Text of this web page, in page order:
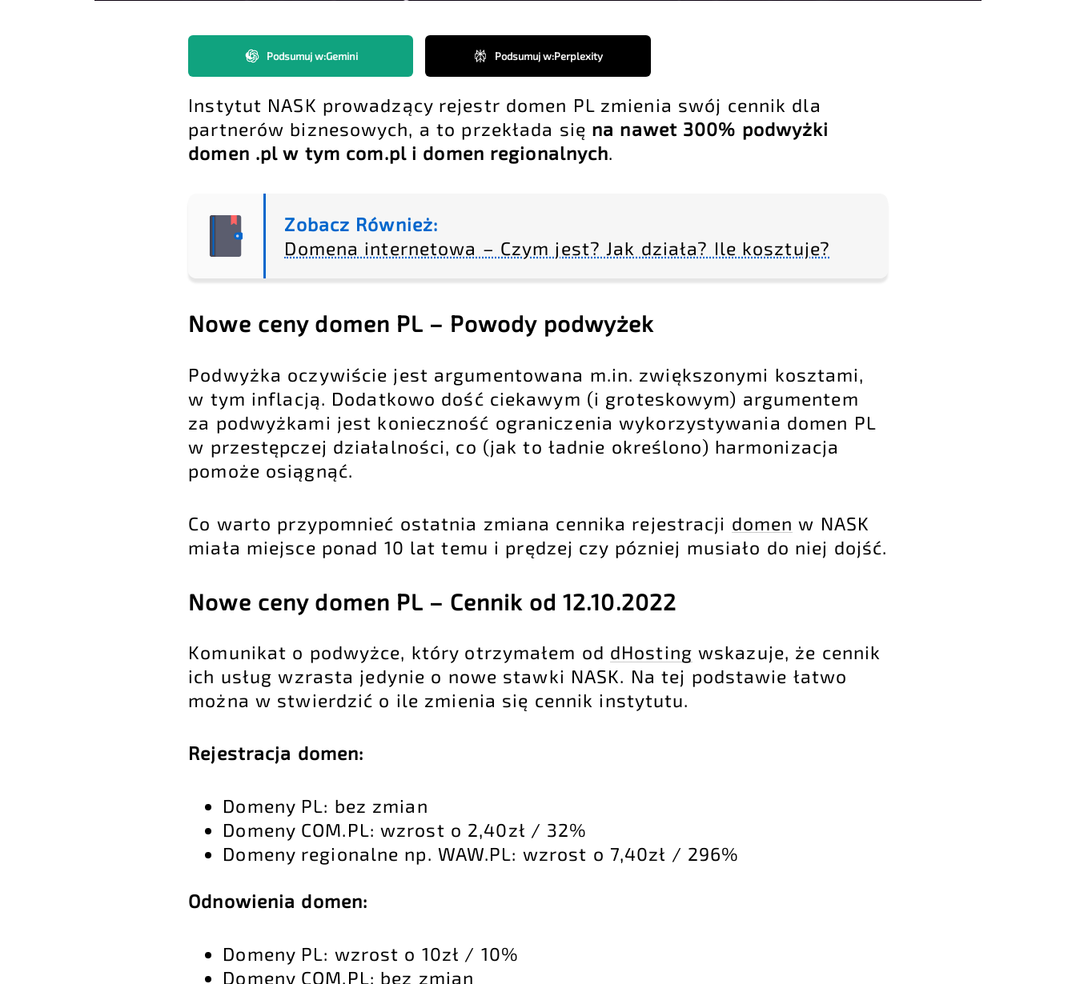
Podsumuj w:Gemini Podsumuj w:Perplexity
Instytut NASK prowadzący rejestr domen PL zmienia swój cennik dla
partnerów biznesowych, a to przekłada się na nawet 300% podwyżki
domen .pl w tym com.pl i domen regionalnych.
Zobacz Również:
Domena internetowa – Czym jest? Jak działa? Ile kosztuje?
Nowe ceny domen PL – Powody podwyżek
Podwyżka oczywiście jest argumentowana m.in. zwiększonymi kosztami,
w tym inflacją. Dodatkowo dość ciekawym (i groteskowym) argumentem
za podwyżkami jest konieczność ograniczenia wykorzystywania domen PL
w przestępczej działalności, co (jak to ładnie określono) harmonizacja
pomoże osiągnąć.
Co warto przypomnieć ostatnia zmiana cennika rejestracji domen w NASK
miała miejsce ponad 10 lat temu i prędzej czy pózniej musiało do niej dojść.
Nowe ceny domen PL – Cennik od 12.10.2022
Komunikat o podwyżce, który otrzymałem od dHosting wskazuje, że cennik
ich usług wzrasta jedynie o nowe stawki NASK. Na tej podstawie łatwo
można w stwierdzić o ile zmienia się cennik instytutu.
Rejestracja domen:
Domeny PL: bez zmian
Domeny COM.PL: wzrost o 2,40zł / 32%
Domeny regionalne np. WAW.PL: wzrost o 7,40zł / 296%
Odnowienia domen:
Domeny PL: wzrost o 10zł / 10%
Domeny COM.PL: bez zmian